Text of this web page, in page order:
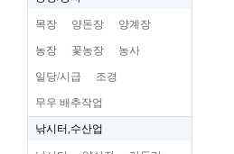
목장 양돈장 양계장
농장 꽃농장 농사
일당/시급 조경
무우 배추작업
낚시터,수산업